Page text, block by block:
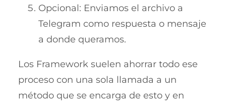
Opcional: Enviamos el archivo a
Telegram como respuesta o mensaje
a donde queramos.
Los Framework suelen ahorrar todo ese
proceso con una sola llamada a un
método que se encarga de esto y en